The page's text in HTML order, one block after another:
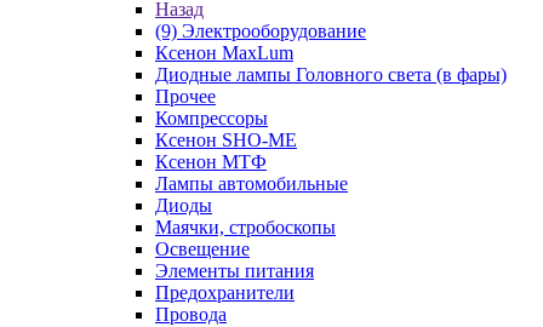
Назад
(9) Электрооборудование
Ксенон MaxLum
Диодные лампы Головного света (в фары)
Прочее
Компрессоры
Ксенон SHO-ME
Ксенон МТФ
Лампы автомобильные
Диоды
Маячки, стробоскопы
Освещение
Элементы питания
Предохранители
Провода